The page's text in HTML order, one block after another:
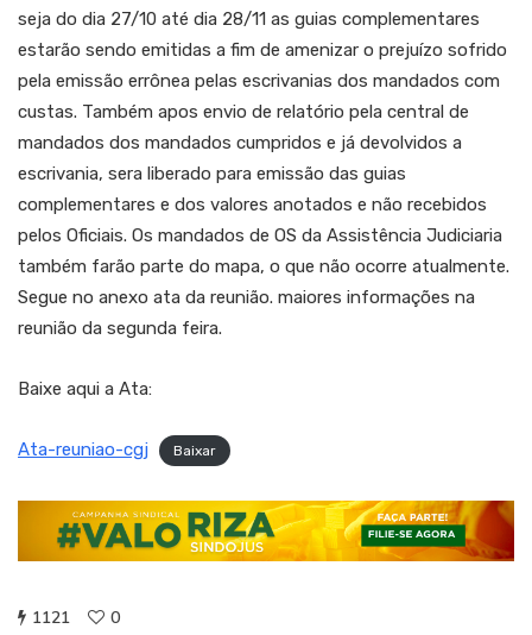
seja do dia 27/10 até dia 28/11 as guias complementares
estarão sendo emitidas a fim de amenizar o prejuízo sofrido
pela emissão errônea pelas escrivanias dos mandados com
custas. Também apos envio de relatório pela central de
mandados dos mandados cumpridos e já devolvidos a
escrivania, sera liberado para emissão das guias
complementares e dos valores anotados e não recebidos
pelos Oficiais. Os mandados de OS da Assistência Judiciaria
também farão parte do mapa, o que não ocorre atualmente.
Segue no anexo ata da reunião. maiores informações na
reunião da segunda feira.
Baixe aqui a Ata:
Ata-reuniao-cgj Baixar
1121 0